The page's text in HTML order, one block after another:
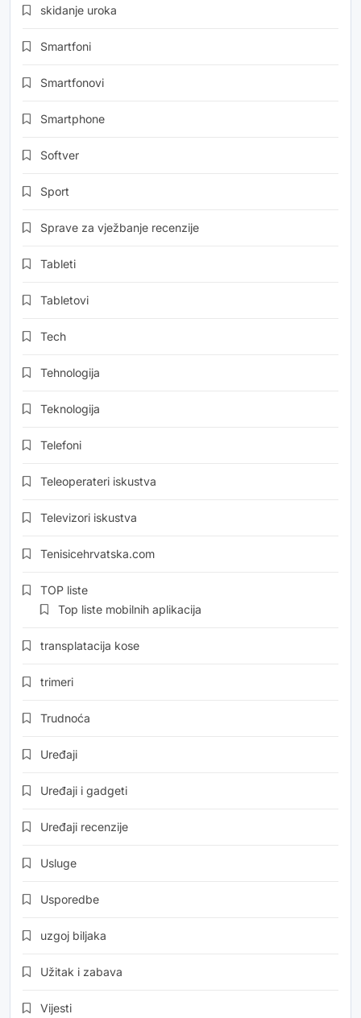
skidanje uroka
Smartfoni
Smartfonovi
Smartphone
Softver
Sport
Sprave za vježbanje recenzije
Tableti
Tabletovi
Tech
Tehnologija
Teknologija
Telefoni
Teleoperateri iskustva
Televizori iskustva
Tenisicehrvatska.com
TOP liste
Top liste mobilnih aplikacija
transplatacija kose
trimeri
Trudnoća
Uređaji
Uređaji i gadgeti
Uređaji recenzije
Usluge
Usporedbe
uzgoj biljaka
Užitak i zabava
Vijesti